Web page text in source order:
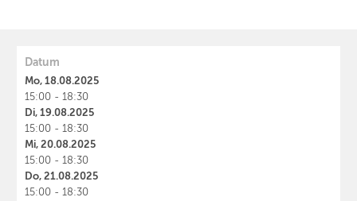
Datum
Mo, 18.08.2025
15:00 - 18:30
Di, 19.08.2025
15:00 - 18:30
Mi, 20.08.2025
15:00 - 18:30
Do, 21.08.2025
15:00 - 18:30